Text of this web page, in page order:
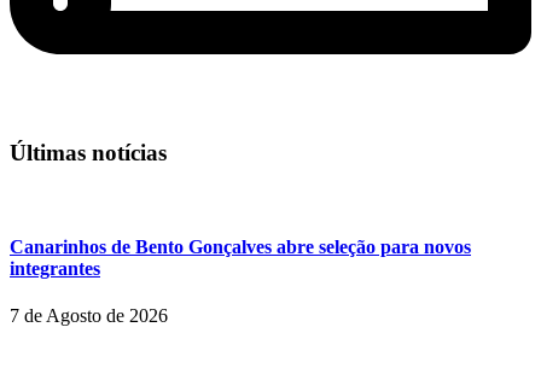
Últimas notícias
Canarinhos de Bento Gonçalves abre seleção para novos
integrantes
7 de Agosto de 2026